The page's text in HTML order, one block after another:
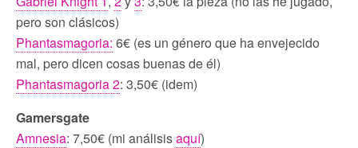
pero son clásicos)
Phantasmagoria: 6€ (es un género que ha envejecido
mal, pero dicen cosas buenas de él)
Phantasmagoria 2: 3,50€ (idem)
Gamersgate
Amnesia: 7,50€ (mi análisisaquí)